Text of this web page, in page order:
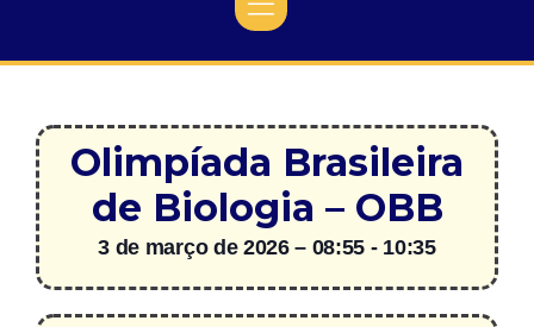
Olimpíada Brasileira
de Biologia – OBB
3 de março de 2026 – 08:55 - 10:35